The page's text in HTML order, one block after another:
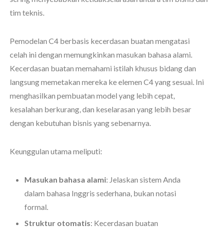
tim teknis.
Pemodelan C4 berbasis kecerdasan buatan mengatasi
celah ini dengan memungkinkan masukan bahasa alami.
Kecerdasan buatan memahami istilah khusus bidang dan
langsung memetakan mereka ke elemen C4 yang sesuai. Ini
menghasilkan pembuatan model yang lebih cepat,
kesalahan berkurang, dan keselarasan yang lebih besar
dengan kebutuhan bisnis yang sebenarnya.
Keunggulan utama meliputi:
Masukan bahasa alami: Jelaskan sistem Anda
dalam bahasa Inggris sederhana, bukan notasi
formal.
Struktur otomatis: Kecerdasan buatan